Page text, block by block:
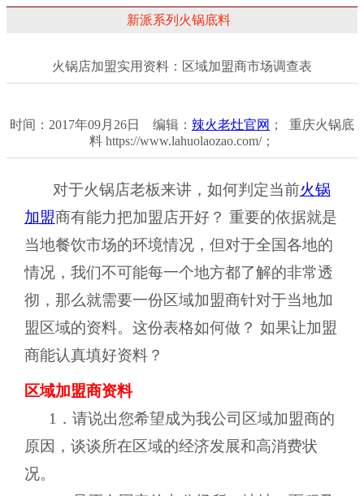
新派系列火锅底料
火锅店加盟实用资料：区域加盟商市场调查表
时间：2017年09月26日 编辑： 辣火老灶官网 ； 重庆火锅底
料 https://www.lahuolaozao.com/；
对于火锅店老板来讲，如何判定当前火锅
加盟商有能力把加盟店开好？ 重要的依据就是
当地餐饮市场的环境情况，但对于全国各地的
情况，我们不可能每一个地方都了解的非常透
彻，那么就需要一份区域加盟商针对于当地加
盟区域的资料。这份表格如何做？ 如果让加盟
商能认真填好资料？
区域加盟商资料
1．请说出您希望成为我公司区域加盟商的
原因，谈谈所在区域的经济发展和高消费状
况。